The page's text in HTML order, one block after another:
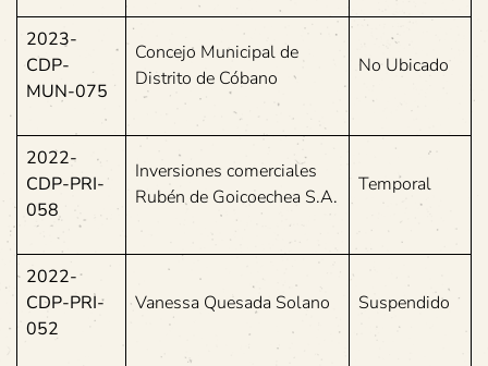
2023-
CDP-
MUN-075
Concejo Municipal de
Distrito de Cóbano
No Ubicado
2022-
CDP-PRI-
058
Inversiones comerciales
Rubén de Goicoechea S.A.
Temporal
2022-
CDP-PRI-
052
Vanessa Quesada Solano Suspendido